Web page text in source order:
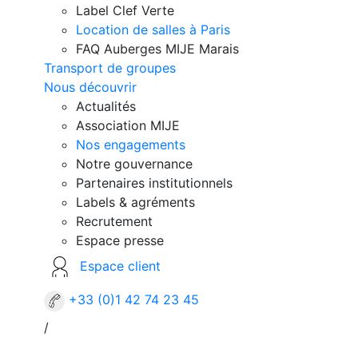
Label Clef Verte
Location de salles à Paris
FAQ Auberges MIJE Marais
Transport de groupes
Nous découvrir
Actualités
Association MIJE
Nos engagements
Notre gouvernance
Partenaires institutionnels
Labels & agréments
Recrutement
Espace presse
Espace client
+33 (0)1 42 74 23 45
/